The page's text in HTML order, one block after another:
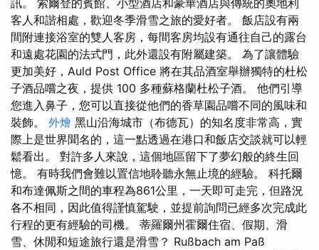
客人和諧相處，歡迎冬季滑雪之旅的愛好者。 飯店設有兩
間附連接浴室的雙人客房，每間客房均設有通往自己的露台
和遠處花園的法式門，此外還設有附屬建築。 為了讓體驗
更加美好，Auld Post Office 將在其品酒室舉辦獨特的杜松
子酒品嚐之夜，提供 100 多種蘇格蘭杜松子酒。 他們引導
您進入鼻子，您可以直接從他們的香草園品嚐不同的風味和
裝飾。 外燴 黑山沿海城市（布德瓦）的知名度非常高，實
際上是世界聞名的，這一點透過在港口和飯店交談就可以輕
鬆看出。 對許多人來說，這個地區留下了夢幻般的終生回
憶。 有時我們會難以置信地聆聽永無止境的經驗。 科托爾
和布達佩斯之間的車程為861公里，一天即可走完，但路況
各不相同，因此值得謹慎駕駛，並提前詢問已經多次完成此
行程的更有經驗的司機。 蒂羅爾州霍爾住宿、假期、滑
雪、休閒和短途旅行還是滑雪？ Rußbach am Paß